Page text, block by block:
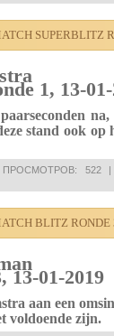
SUPERBLITZ
1, 13-01-
stand ook op
ПРОСМОТРОВ: 522|
BLITZ RONDE
01-2019
aan een
voldoende zijn.